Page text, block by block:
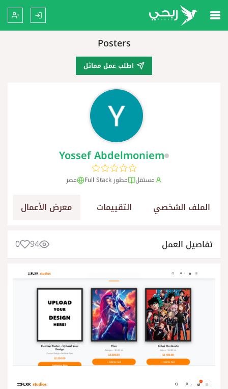
Posters
اطلب عمل مماثل
Yossef Abdelmoniem
مستقل مطور Full Stack مصر
الملف الشخصي التقييمات معرض الأعمال
تفاصيل العمل 94
0